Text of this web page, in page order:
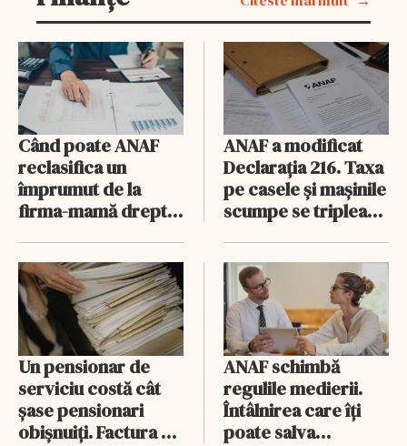
Când poate ANAF
reclasifica un
împrumut de la
firma-mamă drept
ANAF a modificat
Declarația 216. Taxa
pe casele și mașinile
scumpe se triplează
Un pensionar de
serviciu costă cât
șase pensionari
obișnuiți. Factura a
ANAF schimbă
regulile medierii.
Întâlnirea care îți
poate salva